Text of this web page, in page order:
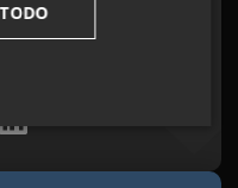
redes
medio